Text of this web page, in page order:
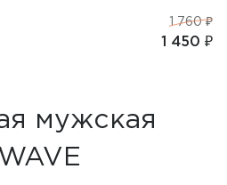
1 760 ₽
1 450 ₽
мужская